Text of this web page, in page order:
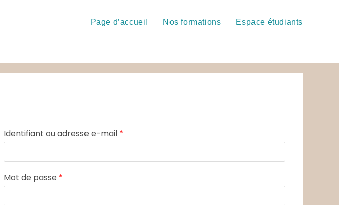
Page d’accueil Nos formations Espace étudiants
Identifiant ou adresse e-mail *
Mot de passe *